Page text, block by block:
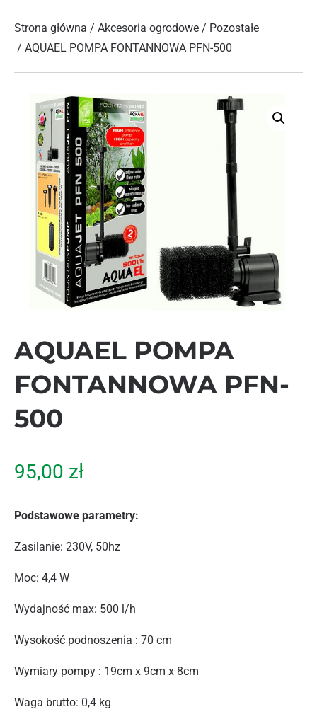
Strona główna / Akcesoria ogrodowe / Pozostałe
/ AQUAEL POMPA FONTANNOWA PFN-500
AQUAEL POMPA
FONTANNOWA PFN-
500
95,00 zł
Podstawowe parametry:
Zasilanie: 230V, 50hz
Moc: 4,4 W
Wydajność max: 500 l/h
Wysokość podnoszenia : 70 cm
Wymiary pompy : 19cm x 9cm x 8cm
Waga brutto: 0,4 kg